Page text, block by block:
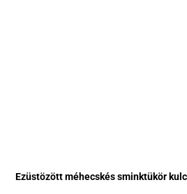
Ezüstözött méhecskés sminktükör